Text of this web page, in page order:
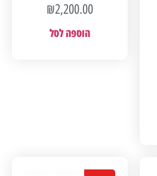
₪2,200.00
הוספה לסל